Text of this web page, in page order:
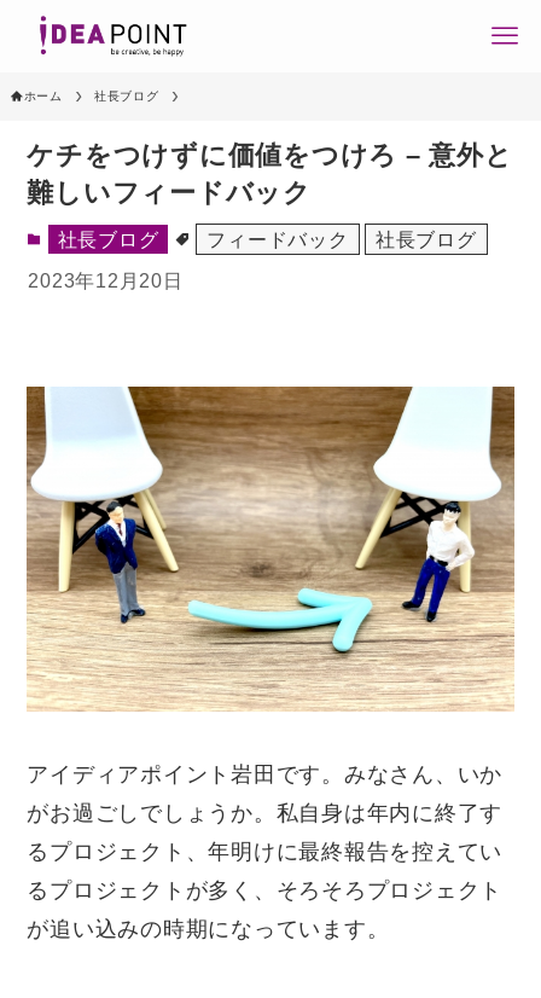
ホーム 社長ブログ
ケチをつけずに価値をつけろ – 意外と
難しいフィードバック
社長ブログ フィードバック
社長ブログ
2023年12月20日
アイディアポイント岩田です。みなさん、いか
がお過ごしでしょうか。私自身は年内に終了す
るプロジェクト、年明けに最終報告を控えてい
るプロジェクトが多く、そろそろプロジェクト
が追い込みの時期になっています。